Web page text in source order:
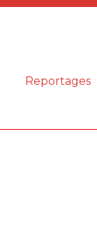
Reportages